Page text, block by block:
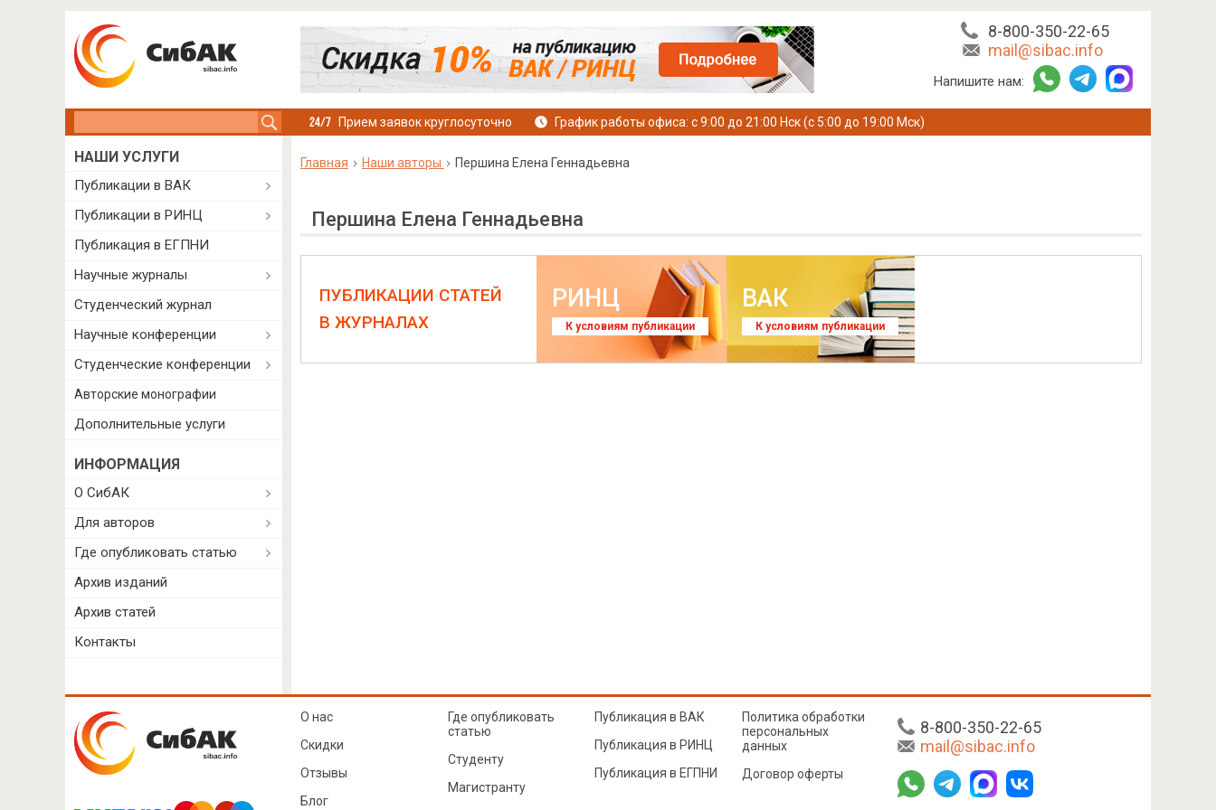
8-800-350-22-65
mail@sibac.info
Напишите нам:
Прием заявок круглосуточно График работы офиса: с 9:00 до 21:00 Нск (с 5:00 до 19:00 Мск)
Главная Наши авторы Першина Елена Геннадьевна
Першина Елена Геннадьевна
ПУБЛИКАЦИИ СТАТЕЙ
В ЖУРНАЛАХ
РИНЦ
К условиям публикации
ВАК
К условиям публикации
НАШИ УСЛУГИ
Публикации в ВАК
Публикации в РИНЦ
Публикация в ЕГПНИ
Научные журналы
Студенческий журнал
Научные конференции
Студенческие конференции
Авторские монографии
Дополнительные услуги
ИНФОРМАЦИЯ
О СибАК
Для авторов
Где опубликовать статью
Архив изданий
Архив статей
Контакты
8-800-350-22-65
mail@sibac.info
О нас
Скидки
Отзывы
Блог
Где опубликовать
статью
Студенту
Магистранту
Публикация в ВАК
Публикация в РИНЦ
Публикация в ЕГПНИ
Политика обработки
персональных
данных
Договор оферты